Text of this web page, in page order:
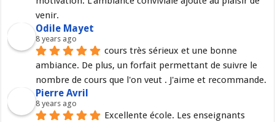
venir.
Odile Mayet
8 years ago
cours très sérieux et une bonne
ambiance. De plus, un forfait permettant de suivre le
nombre de cours que l'on veut . J'aime et recommande.
Pierre Avril
8 years ago
Excellente école. Les enseignants